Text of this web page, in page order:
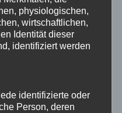
physiologischen,
wirtschaftlichen,
Identität dieser
identifiziert werden
identifizierte oder
Person, deren